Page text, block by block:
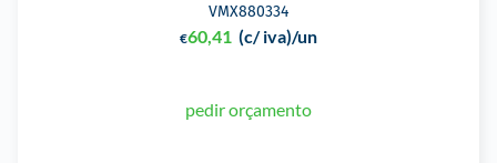
VMX880334
€60,41 (c/ iva)/un
pedir orçamento